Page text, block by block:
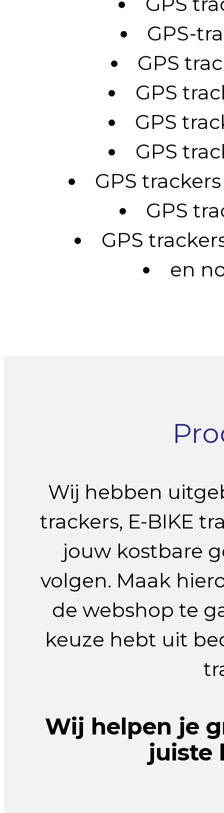
GPS-
GPS
GPS
GPS
GPS
GPS
GPS
GPS
en
Wij hebben
trackers, E-BIKE
jouw kostbare
volgen. Maak
de webshop te
keuze hebt uit
Wij helpen je
juiste